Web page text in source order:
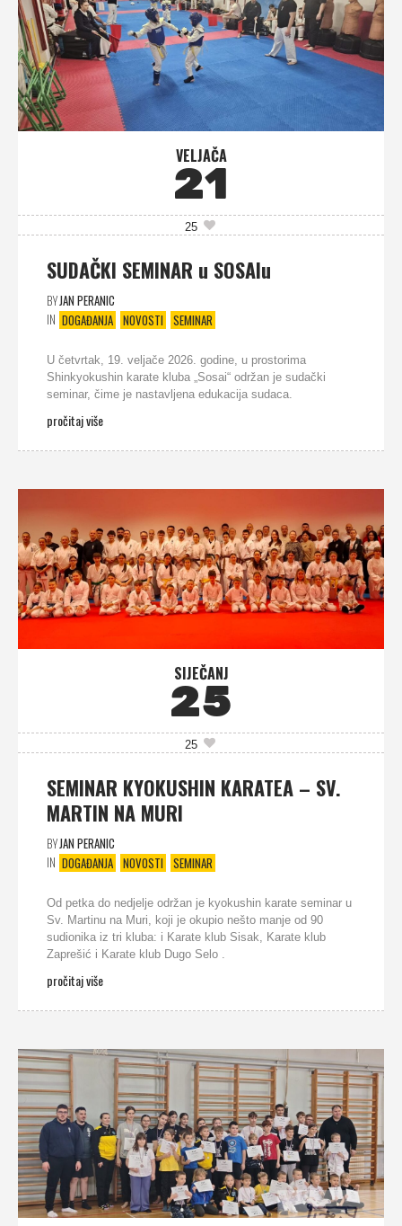
VELJAČA
21
25
SUDAČKI SEMINAR u SOSAIu
BYJAN PERANIC
IN DOGAĐANJA NOVOSTI SEMINAR
U četvrtak, 19. veljače 2026. godine, u prostorima
Shinkyokushin karate kluba „Sosai“ održan je sudački
seminar, čime je nastavljena edukacija sudaca.
pročitaj više
SIJEČANJ
25
25
SEMINAR KYOKUSHIN KARATEA – SV.
MARTIN NA MURI
BYJAN PERANIC
IN DOGAĐANJA NOVOSTI SEMINAR
Od petka do nedjelje održan je kyokushin karate seminar u
Sv. Martinu na Muri, koji je okupio nešto manje od 90
sudionika iz tri kluba: i Karate klub Sisak, Karate klub
Zaprešić i Karate klub Dugo Selo .
pročitaj više